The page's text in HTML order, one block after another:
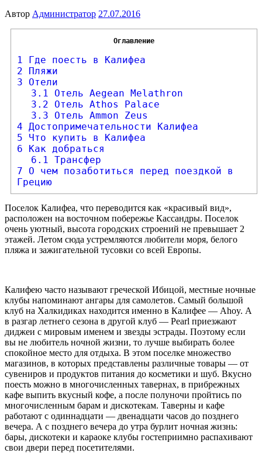
Автор Администратор 27.07.2016
Оглавление
1 Где поесть в Калифеа
2 Пляжи
3 Отели
3.1 Отель Aegean Melathron
3.2 Отель Athos Palace
3.3 Отель Ammon Zeus
4 Достопримечательности Калифеа
5 Что купить в Калифеа
6 Как добраться
6.1 Трансфер
7 О чем позаботиться перед поездкой в
Грецию
Поселок Калифеа, что переводится как «красивый вид»,
расположен на восточном побережье Кассандры. Поселок
очень уютный, высота городских строений не превышает 2
этажей. Летом сюда устремляются любители моря, белого
пляжа и зажигательной тусовки со всей Европы.
Калифею часто называют греческой Ибицой, местные ночные
клубы напоминают ангары для самолетов. Самый большой
клуб на Халкидиках находится именно в Калифее — Ahoy. А
в разгар летнего сезона в другой клуб — Pearl приезжают
диджеи с мировым именем и звезды эстрады. Поэтому если
вы не любитель ночной жизни, то лучше выбирать более
спокойное место для отдыха. В этом поселке множество
магазинов, в которых представлены различные товары — от
сувениров и продуктов питания до косметики и шуб. Вкусно
поесть можно в многочисленных тавернах, в прибрежных
кафе выпить вкусный кофе, а после полуночи пройтись по
многочисленным барам и дискотекам. Таверны и кафе
работают с одиннадцати — двенадцати часов до позднего
вечера. А с позднего вечера до утра бурлит ночная жизнь:
бары, дискотеки и караоке клубы гостеприимно распахивают
свои двери перед посетителями.